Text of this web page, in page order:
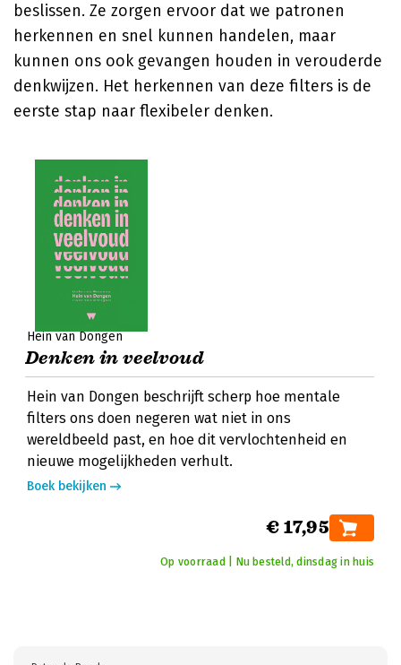
beslissen. Ze zorgen ervoor dat we patronen
herkennen en snel kunnen handelen, maar
kunnen ons ook gevangen houden in verouderde
denkwijzen. Het herkennen van deze filters is de
eerste stap naar flexibeler denken.
Hein van Dongen
Denken in veelvoud
Hein van Dongen beschrijft scherp hoe mentale
filters ons doen negeren wat niet in ons
wereldbeeld past, en hoe dit vervlochtenheid en
nieuwe mogelijkheden verhult.
Boek bekijken
€ 17,95
Op voorraad | Nu besteld, dinsdag in huis